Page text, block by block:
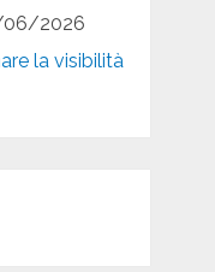
2026
la visibilità